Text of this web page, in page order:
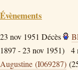
Évènements
23 nov 1951 Décès
1897 - 23 nov 1951)
4
Augustine (I069287)